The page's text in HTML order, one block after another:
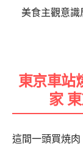
美食主觀意識
東京車站
家
這間一頭買焼